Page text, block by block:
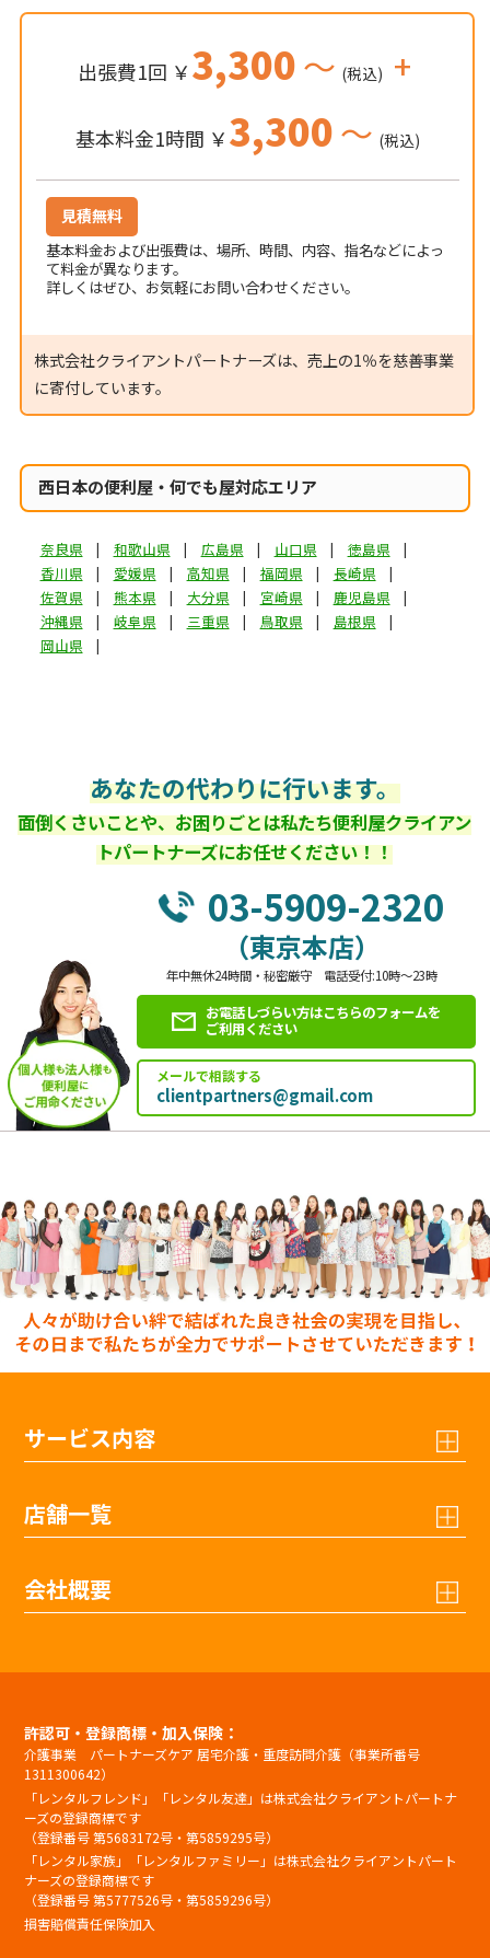
出張費1回 ￥3,300～ (税込) +
基本料金1時間 ￥3,300～ (税込)
見積無料
基本料金および出張費は、場所、時間、内容、指名などによっ
て料金が異なります。
詳しくはぜひ、お気軽にお問い合わせください。
株式会社クライアントパートナーズは、売上の1％を慈善事業
に寄付しています。
西日本の便利屋・何でも屋対応エリア
奈良県 和歌山県 広島県 山口県
徳島県
香川県
愛媛県 高知県 福岡県
長崎県
佐賀県
熊本県 大分県 宮崎県
鹿児島県
沖縄県
岐阜県 三重県 鳥取県
島根県
岡山県
あなたの代わりに行います。
面倒くさいことや、お困りごとは私たち便利屋クライアン
トパートナーズにお任せください！！
03-5909-2320
（東京本店）
年中無休24時間・秘密厳守 電話受付:10時～23時
お電話しづらい方はこちらのフォームを
ご利用ください
メールで相談する
clientpartners@gmail.com
サービス内容
店舗一覧
会社概要
許認可・登録商標・加入保険：
介護事業 パートナーズケア 居宅介護・重度訪問介護（事業所番号
1311300642）
「レンタルフレンド」「レンタル友達」は株式会社クライアントパートナ
ーズの登録商標です
（登録番号 第5683172号・第5859295号）
「レンタル家族」「レンタルファミリー」は株式会社クライアントパート
ナーズの登録商標です
（登録番号 第5777526号・第5859296号）
損害賠償責任保険加入